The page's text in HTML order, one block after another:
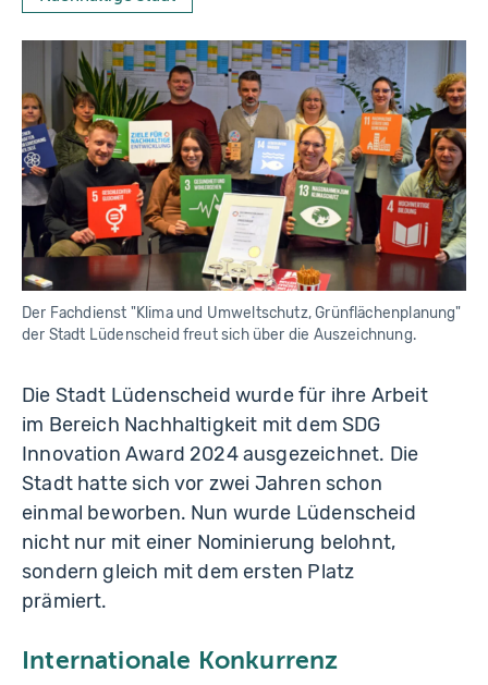
Der Fachdienst "Klima und Umweltschutz, Grünflächenplanung"
der Stadt Lüdenscheid freut sich über die Auszeichnung.
Die Stadt Lüdenscheid wurde für ihre Arbeit
im Bereich Nachhaltigkeit mit dem SDG
Innovation Award 2024 ausgezeichnet. Die
Stadt hatte sich vor zwei Jahren schon
einmal beworben. Nun wurde Lüdenscheid
nicht nur mit einer Nominierung belohnt,
sondern gleich mit dem ersten Platz
prämiert.
Internationale Konkurrenz